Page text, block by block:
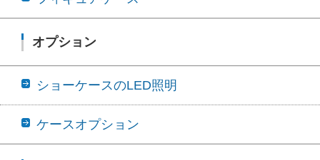
オプション
ショーケースのLED照明
ケースオプション